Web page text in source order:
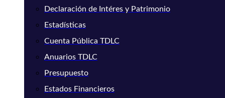
Declaración de Intéres y Patrimonio
Estadísticas
Cuenta Pública TDLC
Anuarios TDLC
Presupuesto
Estados Financieros